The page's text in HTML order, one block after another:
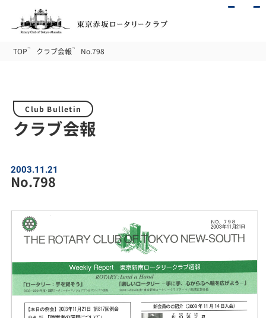
TOP クラブ会報 No.798
Club Bulletin
クラブ会報
2003.11.21
No.798